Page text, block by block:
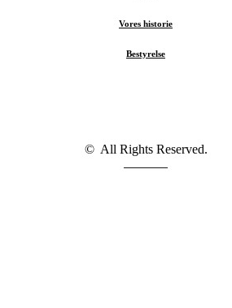
Vores historie
Bestyrelse
© All Rights Reserved.